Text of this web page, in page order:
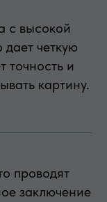
с высокой
четкую
точность и
картину.
проводят
заключение